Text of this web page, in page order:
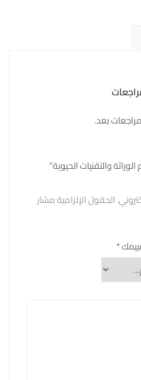
بعد.
والتقنيات الحيوية”
الحقول الإلزامية مشار
*